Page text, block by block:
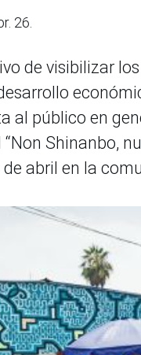
26.
de visibilizar
al público en
Shinanbo,
abril en la